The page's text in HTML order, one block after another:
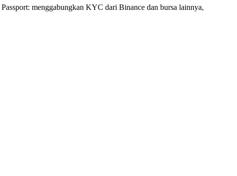
menggabungkan KYC dari Binance dan bursa lainnya,